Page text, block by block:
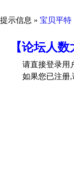
提示信息 » 宝贝平特
【论坛人
请直接登录用
如果您已注册